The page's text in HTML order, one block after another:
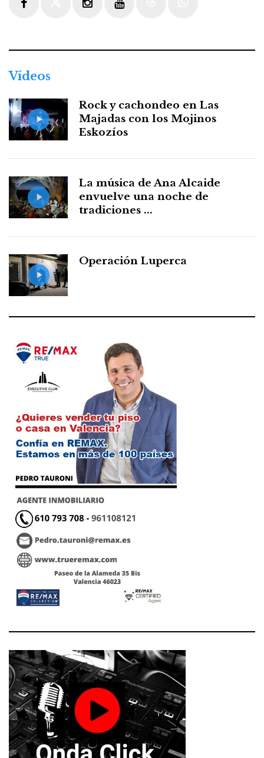
Vídeos
Rock y cachondeo en Las
Majadas con los Mojinos
Eskozíos
La música de Ana Alcaide
envuelve una noche de
tradiciones ...
Operación Luperca